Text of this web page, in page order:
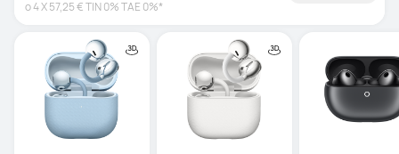
o4X57,25 €TIN 0% TAE 0%*